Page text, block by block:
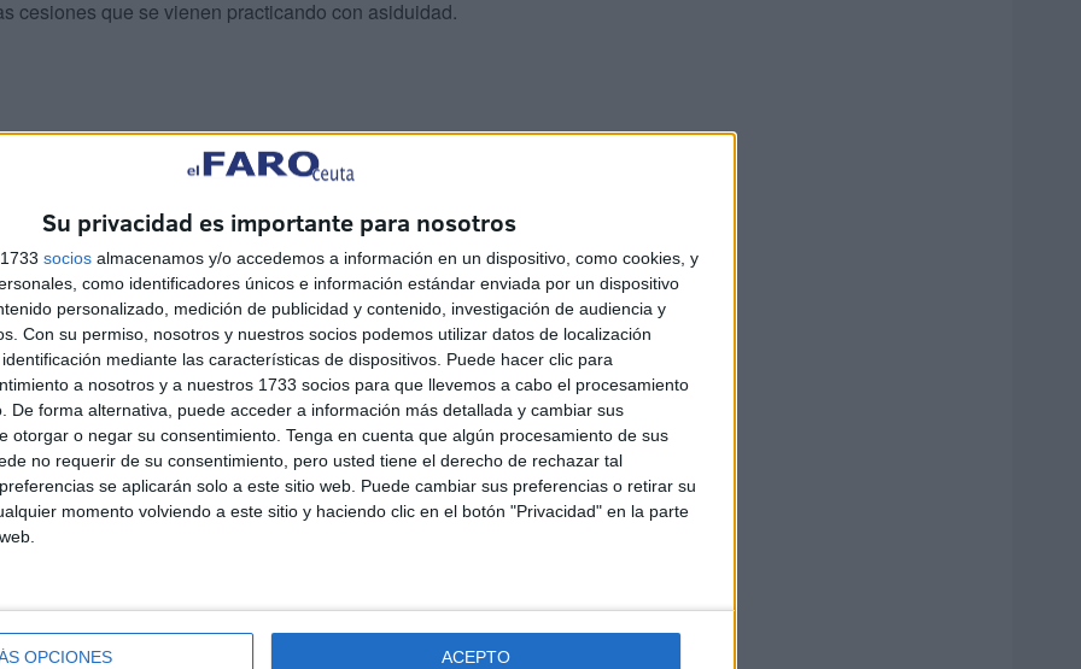
Su privacidad es importante para nosotros
socios almacenamos y/o accedemos a información en un dispositivo, como cookies, y
como identificadores únicos e información estándar enviada por un dispositivo
personalizado, medición de publicidad y contenido, investigación de audiencia y
Con su permiso, nosotros y nuestros socios podemos utilizar datos de localización
mediante las características de dispositivos. Puede hacer clic para
a nosotros y a nuestros 1733 socios para que llevemos a cabo el procesamiento
De forma alternativa, puede acceder a información más detallada y cambiar sus
otorgar o negar su consentimiento. Tenga en cuenta que algún procesamiento de sus
no requerir de su consentimiento, pero usted tiene el derecho de rechazar tal
se aplicarán solo a este sitio web. Puede cambiar sus preferencias o retirar su
momento volviendo a este sitio y haciendo clic en el botón "Privacidad" en la parte
OPCIONES ACEPTO
cesiones que se vienen practicando con asiduidad.
y estudios ya mencionados, quizás a Marruecos le
a una confrontación directa, conservando así la
las grandes potencias. Pero lo indispensable en
eficaz política de información también a través de
de noticias sobre lo que pueda organizarse
donde, al menos aparentemente, no se tuvieron
tarde, según se explica en un interesante libro de
espionaje en Marruecos.